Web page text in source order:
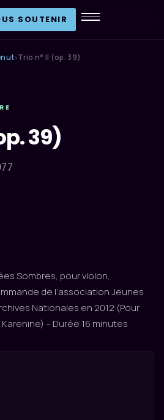
SOUTENIR
›Trio n° II (op. 39)
39)
Sombres, pour violon,
de l’association Jeunes
Nationales en 2012 (Pour
– Durée 16 minutes